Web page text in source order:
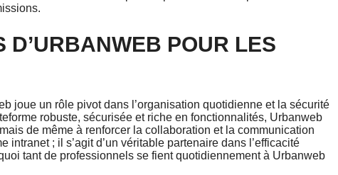
D’URBANWEB POUR LES
joue un rôle pivot dans l’organisation quotidienne et la sécurité
robuste, sécurisée et riche en fonctionnalités, Urbanweb
de même à renforcer la collaboration et la communication
; il s’agit d’un véritable partenaire dans l’efficacité
tant de professionnels se fient quotidiennement à Urbanweb